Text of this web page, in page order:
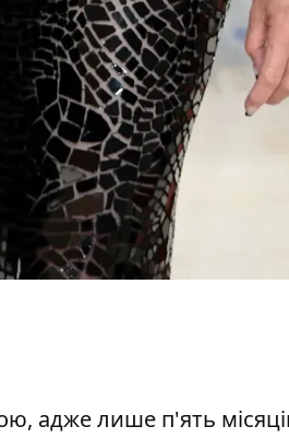
адже лише п'ять